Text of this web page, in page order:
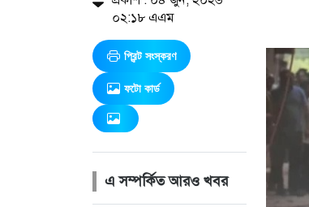
০২:১৮ এএম
প্রিন্ট সংস্করণ
ফটো কার্ড
এ সম্পর্কিত আরও খবর